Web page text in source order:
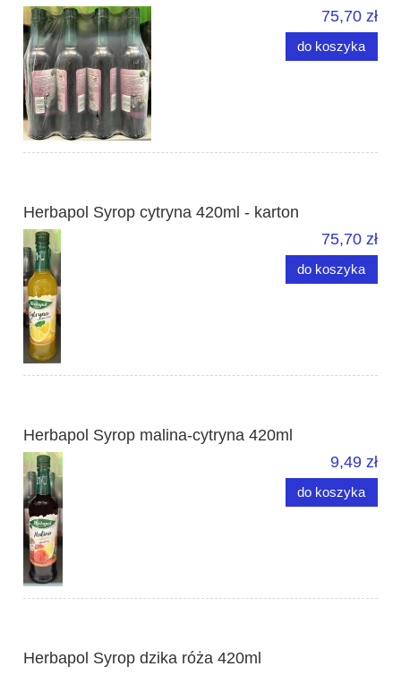
75,70 zł
do koszyka
Herbapol Syrop cytryna 420ml - karton
75,70 zł
do koszyka
Herbapol Syrop malina-cytryna 420ml
9,49 zł
do koszyka
Herbapol Syrop dzika róża 420ml